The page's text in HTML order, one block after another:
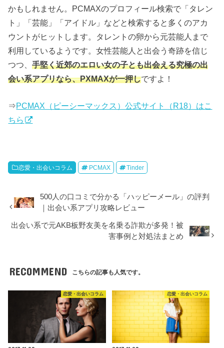
かもしれません。PCMAXのプロフィール検索で「タレン
ト」「芸能」「アイドル」などと検索すると多くのアカ
ウントがヒットします。タレントの卵から元芸能人まで
利用しているようです。女性芸能人と出会う奇跡を信じ
つつ、手堅く近郊のエロい女の子とも出会える究極の出
会い系アプリなら、PXMAXが一押しですよ！
⇒PCMAX（ピーシーマックス）公式サイト（R18）はこ
ちら
恋愛・出会いコラム PCMAX Tinder
500人の口コミで分かる「ハッピーメール」の評判
｜出会い系アプリ攻略レビュー
出会い系で元AKB板野友美を名乗る詐欺が多発！被
害事例と対処法まとめ
RECOMMEND こちらの記事も人気です。
恋愛・出会いコラム 恋愛・出会いコラム